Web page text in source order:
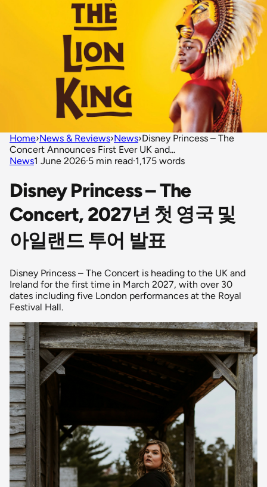
Home›News & Reviews›News›Disney Princess – The
Concert Announces First Ever UK and...
News1 June 2026·5 min read·1,175 words
Disney Princess – The
Concert, 2027년 첫 영국 및
아일랜드 투어 발표
Disney Princess – The Concert is heading to the UK and
Ireland for the first time in March 2027, with over 30
dates including five London performances at the Royal
Festival Hall.